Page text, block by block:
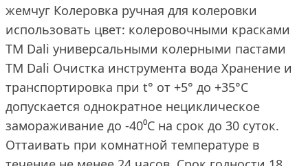
жемчуг Колеровка ручная для колеровки
использовать цвет: колеровочными красками
ТМ Dali универсальными колерными пастами
ТМ Dali Очистка инструмента вода Хранение и
транспортировка при t° от +5° до +35°С
допускается однократное нециклическое
замораживание до -40⁰С на срок до 30 суток.
Оттаивать при комнатной температуре в